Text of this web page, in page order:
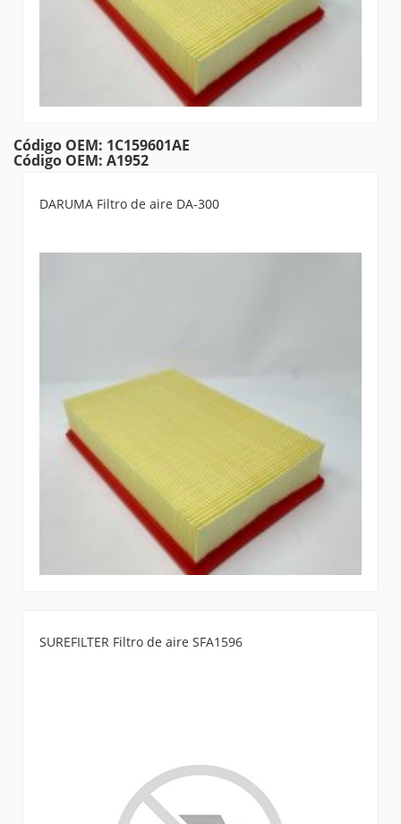
Código OEM: 1C159601AE
Código OEM: A1952
DARUMA Filtro de aire DA-300
SUREFILTER Filtro de aire SFA1596